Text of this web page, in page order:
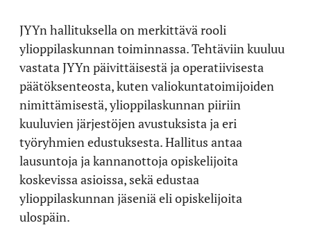
JYYn hallituksella on merkittävä rooli
ylioppilaskunnan toiminnassa. Tehtäviin kuuluu
vastata JYYn päivittäisestä ja operatiivisesta
päätöksenteosta, kuten valiokuntatoimijoiden
nimittämisestä, ylioppilaskunnan piiriin
kuuluvien järjestöjen avustuksista ja eri
työryhmien edustuksesta. Hallitus antaa
lausuntoja ja kannanottoja opiskelijoita
koskevissa asioissa, sekä edustaa
ylioppilaskunnan jäseniä eli opiskelijoita
ulospäin.